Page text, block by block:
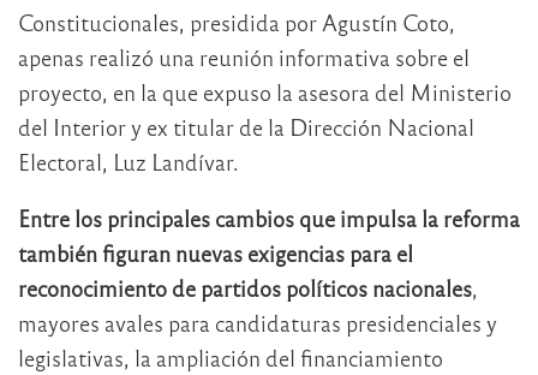
Constitucionales, presidida por Agustín Coto,
apenas realizó una reunión informativa sobre el
proyecto, en la que expuso la asesora del Ministerio
del Interior y ex titular de la Dirección Nacional
Electoral, Luz Landívar.
Entre los principales cambios que impulsa la reforma
también figuran nuevas exigencias para el
reconocimiento de partidos políticos nacionales,
mayores avales para candidaturas presidenciales y
legislativas, la ampliación del financiamiento